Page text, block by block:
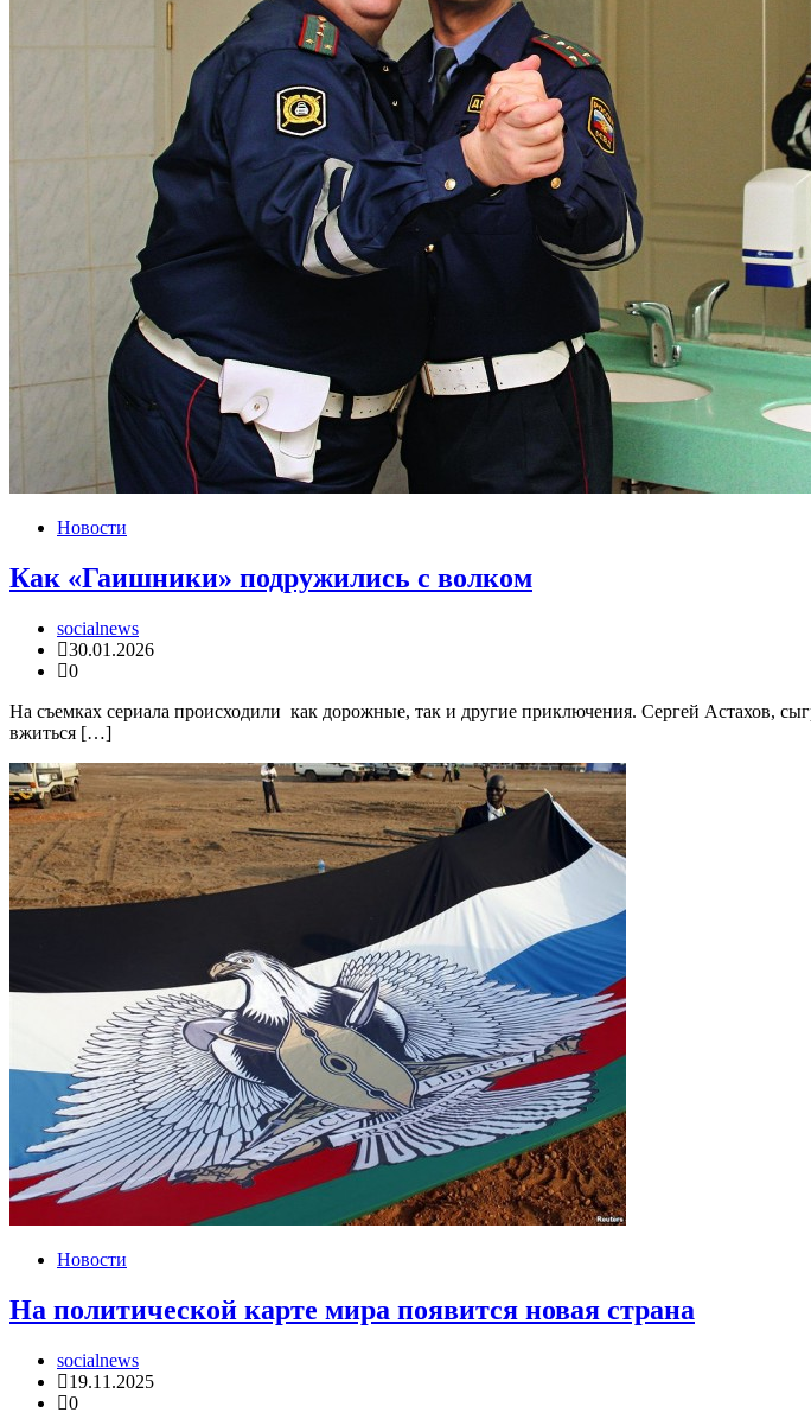
Новости
Как «Гаишники» подружились с волком
socialnews
30.01.2026
0
На съемках сериала происходили как дорожные, так и другие приключения. Сергей Астахов,
вжиться […]
Новости
На политической карте мира появится новая страна
socialnews
19.11.2025
0